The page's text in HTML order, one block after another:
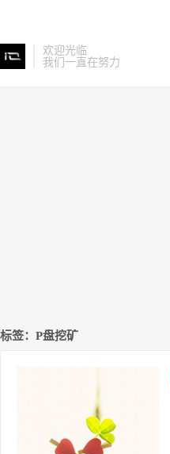
欢迎光临
我们一直在努力
标签：P盘挖矿